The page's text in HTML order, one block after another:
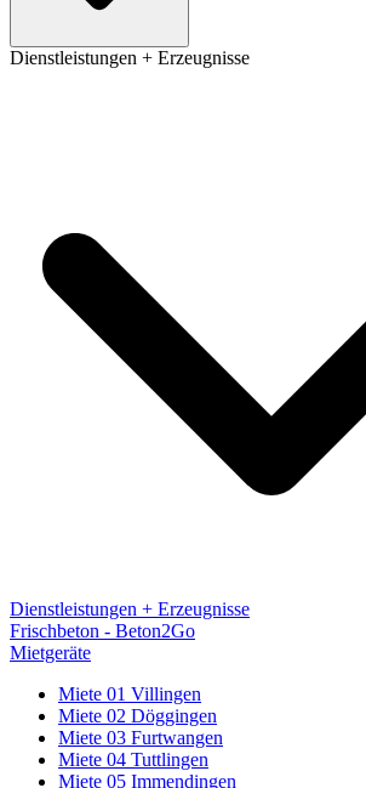
Dienstleistungen + Erzeugnisse
Dienstleistungen + Erzeugnisse
Frischbeton - Beton2Go
Mietgeräte
Miete 01 Villingen
Miete 02 Döggingen
Miete 03 Furtwangen
Miete 04 Tuttlingen
Miete 05 Immendingen